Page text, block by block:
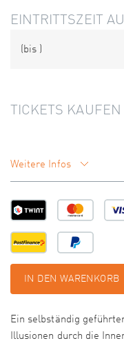
EINTRITTSZEIT
(bis )
TICKETS KAUFEN
Weitere Infos
IN DEN WARENKORB
Ein selbständig
Illusionen durch die